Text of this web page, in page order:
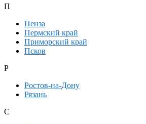
П
Пенза
Пермский край
Приморский край
Псков
Р
Ростов-на-Дону
Рязань
С